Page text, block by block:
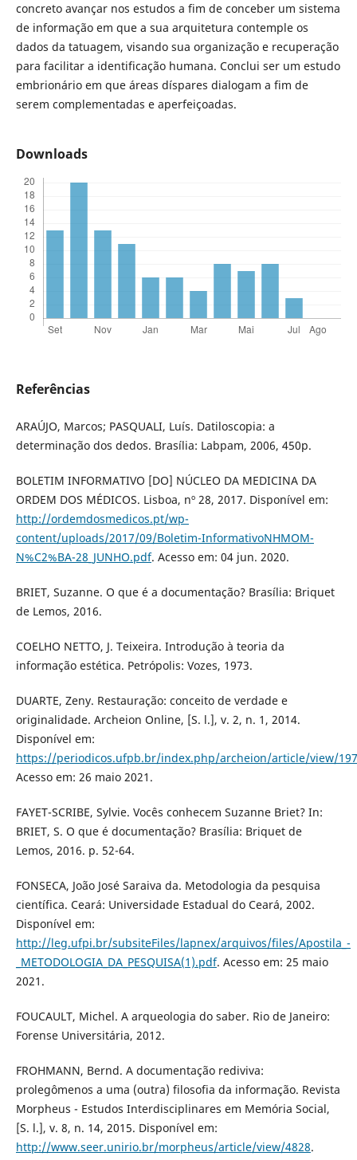
concreto avançar nos estudos a fim de conceber um sistema
de informação em que a sua arquitetura contemple os
dados da tatuagem, visando sua organização e recuperação
para facilitar a identificação humana. Conclui ser um estudo
embrionário em que áreas díspares dialogam a fim de
serem complementadas e aperfeiçoadas.
Downloads
Referências
ARAÚJO, Marcos; PASQUALI, Luís. Datiloscopia: a
determinação dos dedos. Brasília: Labpam, 2006, 450p.
BOLETIM INFORMATIVO [DO] NÚCLEO DA MEDICINA DA
ORDEM DOS MÉDICOS. Lisboa, nº 28, 2017. Disponível em:
http://ordemdosmedicos.pt/wp-
content/uploads/2017/09/Boletim-InformativoNHMOM-
N%C2%BA-28_JUNHO.pdf. Acesso em: 04 jun. 2020.
BRIET, Suzanne. O que é a documentação? Brasília: Briquet
de Lemos, 2016.
COELHO NETTO, J. Teixeira. Introdução à teoria da
informação estética. Petrópolis: Vozes, 1973.
DUARTE, Zeny. Restauração: conceito de verdade e
originalidade. Archeion Online, [S. l.], v. 2, n. 1, 2014.
Disponível em:
https://periodicos.ufpb.br/index.php/archeion/article/view/
Acesso em: 26 maio 2021.
FAYET-SCRIBE, Sylvie. Vocês conhecem Suzanne Briet? In:
BRIET, S. O que é documentação? Brasília: Briquet de
Lemos, 2016. p. 52-64.
FONSECA, João José Saraiva da. Metodologia da pesquisa
científica. Ceará: Universidade Estadual do Ceará, 2002.
Disponível em:
http://leg.ufpi.br/subsiteFiles/lapnex/arquivos/files/Apostila_-
_METODOLOGIA_DA_PESQUISA(1).pdf. Acesso em: 25 maio
2021.
FOUCAULT, Michel. A arqueologia do saber. Rio de Janeiro:
Forense Universitária, 2012.
FROHMANN, Bernd. A documentação rediviva:
prolegômenos a uma (outra) filosofia da informação. Revista
Morpheus - Estudos Interdisciplinares em Memória Social,
[S. l.], v. 8, n. 14, 2015. Disponível em:
http://www.seer.unirio.br/morpheus/article/view/4828.